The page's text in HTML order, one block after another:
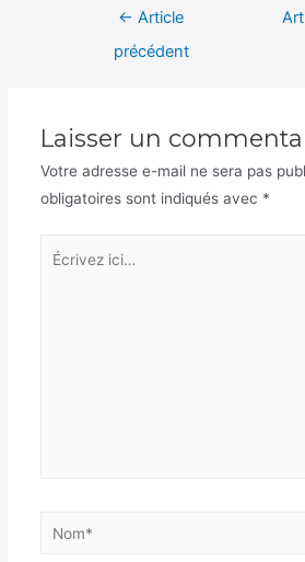
Navigation← Article
précédent
Laisser un
Votre adresse e-mail ne sera pas
obligatoires sont indiqués avec *
Écrivez
Nom*